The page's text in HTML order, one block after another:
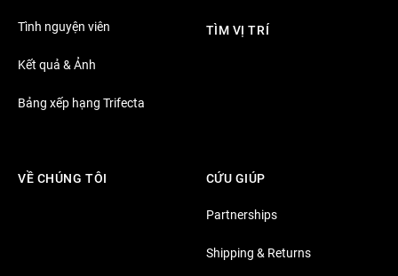
Tình nguyện viên
Kết quả & Ảnh
Bảng xếp hạng Trifecta
TÌM VỊ TRÍ
VỀ CHÚNG TÔI CỨU GIÚP
Partnerships
Shipping & Returns